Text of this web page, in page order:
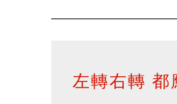
左轉右轉 都